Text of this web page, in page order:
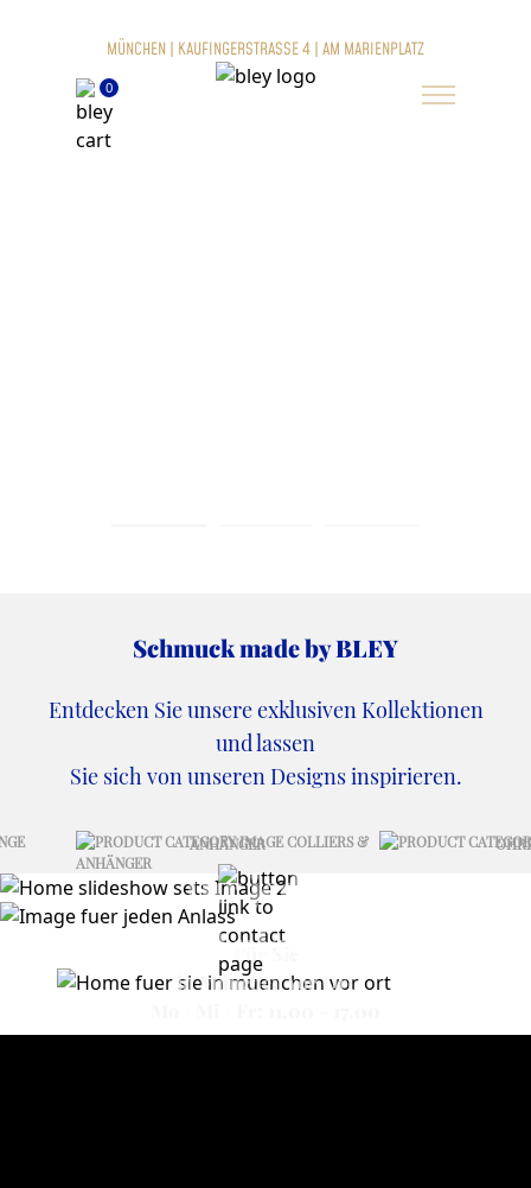
MÜNCHEN | KAUFINGERSTRASSE 4 | AM MARIENPLATZ
0
Schmuck made byBLEY
Entdecken Sie unsere exklusiven Kollektionen
und lassen
Sie sich von unseren Designs inspirieren.
ANHÄNGER
für jeden
Anlass
in München vor Ort